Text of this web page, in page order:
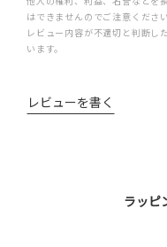
はできませんのでご注意ください
レビュー内容が不適切と判断し
います。
レビューを書く
ラッピ